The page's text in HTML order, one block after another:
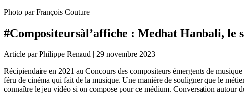
Photo par François Couture
#Compositeursàl’affiche : Medhat Hanbali, le
Article par Philippe Renaud | 29 novembre 2023
Récipiendaire en 2021 au Concours des compositeurs émergents de musique
féru de cinéma qui fait de la musique. Une manière de souligner que le
connaître le jeu vidéo si on compose pour ce médium. Conversation autour